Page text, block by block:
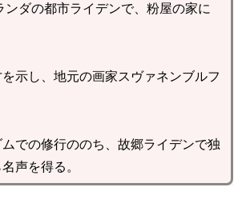
ンダの都市ライデンで、粉屋の家に
を示し、地元の画家スヴァネンブルフ
ムでの修行ののち、故郷ライデンで独
声を得る。